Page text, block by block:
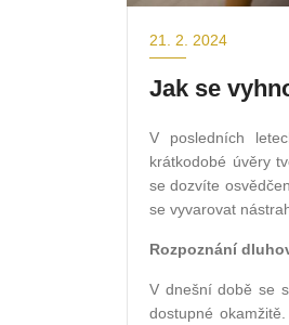
21. 2. 2024
Jak se
V posledních
krátkodobé úvěry
se dozvíte
se vyvarovat
Rozpoznání
V dnešní době se
dostupné